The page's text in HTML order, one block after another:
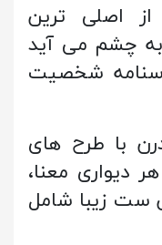
از اصلی ترین
به چشم می آید
شخصیت
با طرح های
دیواری معنا،
ست زیبا شامل